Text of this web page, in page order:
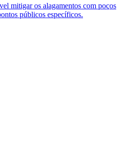
mitigar os alagamentos com poços
públicos específicos.